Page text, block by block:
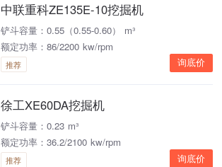
中联重科ZE135E-10挖掘机
铲斗容量：0.55（0.55-0.60） m³
额定功率：86/2200 kw/rpm
推荐 询底价
徐工XE60DA挖掘机
铲斗容量：0.23 m³
额定功率：36.2/2100 kw/rpm
推荐 询底价